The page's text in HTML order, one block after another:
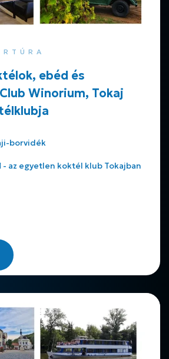
ebéd és
Winorium, Tokaj
borvidék
- az egyetlen koktél klub Tokajban